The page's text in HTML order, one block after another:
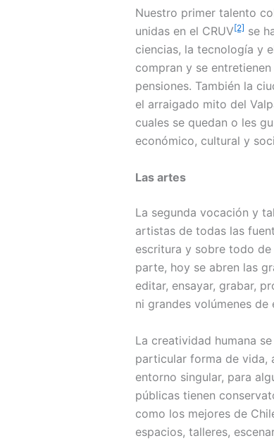
Nuestro primer talento
unidas en el CRUV[2] se
ciencias, la tecnología y
compran y se
pensiones. También la
el arraigado mito del
cuales se quedan o les
económico, cultural y
Las artes
La segunda vocación y
artistas de todas las
escritura y sobre todo
parte, hoy se abren las
editar, ensayar, grabar,
ni grandes volúmenes de
La creatividad humana
particular forma de vida,
entorno singular, para
públicas tienen
como los mejores de
espacios, talleres,